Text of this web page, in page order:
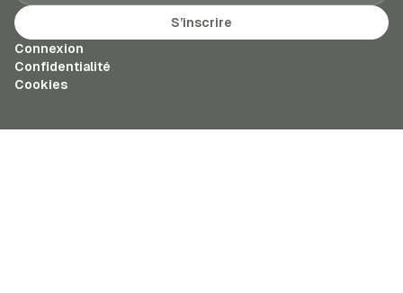
S’inscrire
Connexion
Confidentialité
Cookies